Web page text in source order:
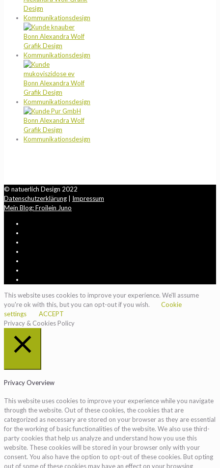
© natuerlich Design 2022
Datenschutzerklärung
Impressum
Mein Blog: Froilein Juno
This website uses cookies to improve your experience. We'll assume
you're ok with this, but you can opt-out if you wish.
Cookie
settings
ACCEPT
Privacy & Cookies Policy
Privacy Overview
This website uses cookies to improve your experience while you navigate
through the website. Out of these cookies, the cookies that are
categorized as necessary are stored on your browser as they are essential
for the working of basic functionalities of the website. We also use third-
party cookies that help us analyze and understand how you use this
website. These cookies will be stored in your browser only with your
consent. You also have the option to opt-out of these cookies. But opting
out of some of these cookies may have an effect on your browsing